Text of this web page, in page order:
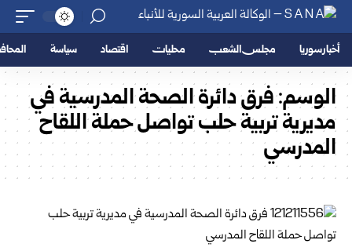
أخبار سوريا مجلس الشعب محليات اقتصاد سياسة
الوسم:فرق دائرة الصحة المدرسية في
مديرية تربية حلب تواصل حملة اللقاح
المدرسي